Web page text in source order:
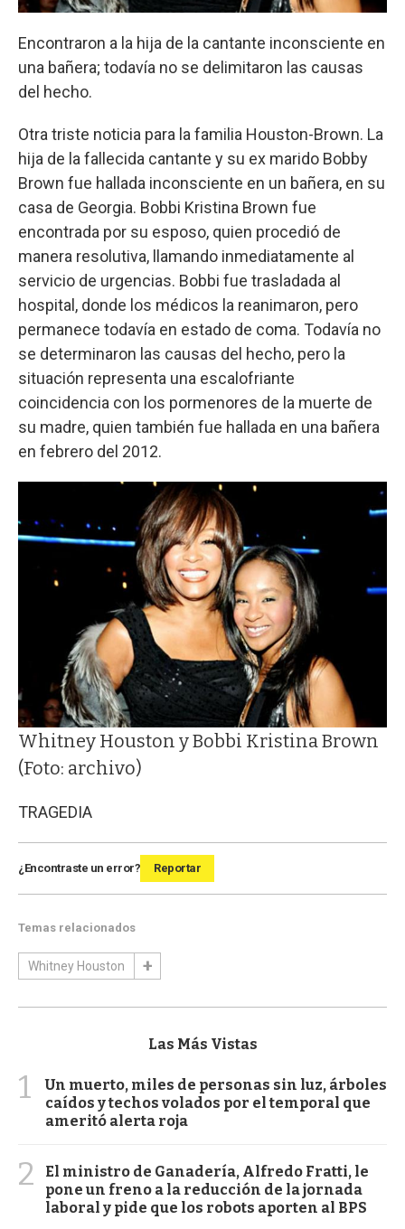
Encontraron a la hija de la cantante inconsciente en
una bañera; todavía no se delimitaron las causas
del hecho.
Otra triste noticia para la familia Houston-Brown. La
hija de la fallecida cantante y su ex marido Bobby
Brown fue hallada inconsciente en un bañera, en su
casa de Georgia. Bobbi Kristina Brown fue
encontrada por su esposo, quien procedió de
manera resolutiva, llamando inmediatamente al
servicio de urgencias. Bobbi fue trasladada al
hospital, donde los médicos la reanimaron, pero
permanece todavía en estado de coma. Todavía no
se determinaron las causas del hecho, pero la
situación representa una escalofriante
coincidencia con los pormenores de la muerte de
su madre, quien también fue hallada en una bañera
en febrero del 2012.
Whitney Houston y Bobbi Kristina Brown
(Foto: archivo)
TRAGEDIA
¿Encontraste un error? Reportar
Temas relacionados
Whitney Houston
Las Más Vistas
1
Un muerto, miles de personas sin luz, árboles
caídos y techos volados por el temporal que
ameritó alerta roja
2
El ministro de Ganadería, Alfredo Fratti, le
pone un freno a la reducción de la jornada
laboral y pide que los robots aporten al BPS